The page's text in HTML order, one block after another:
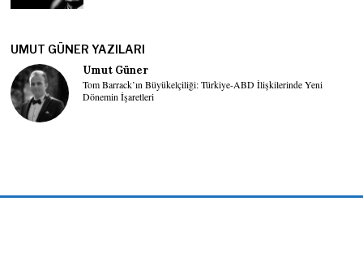
UMUT GÜNER YAZILARI
Umut Güner
Tom Barrack’ın Büyükelçiliği: Türkiye-ABD İlişkilerinde Yeni
Dönemin İşaretleri